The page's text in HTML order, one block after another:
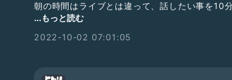
朝の時間はライブとは違って、話したい事を10
ターテイメントの重要性について語ります。
#スポーツ
...もっと読む
2022-10-02 07:01:05